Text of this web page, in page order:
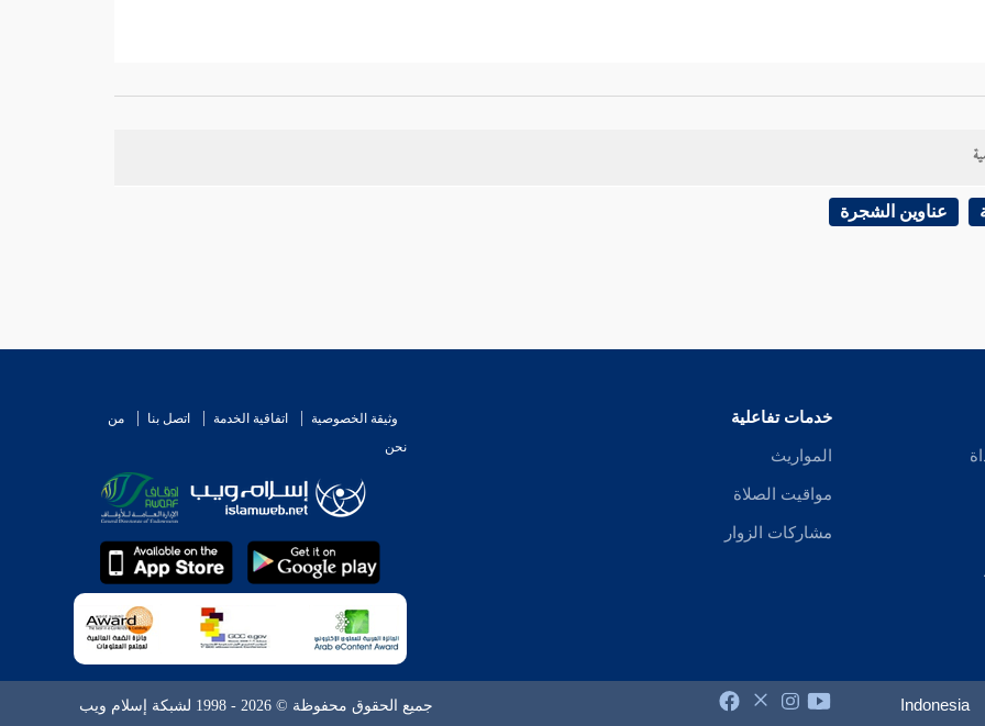
عناوين الشجرة
خدمات تفاعلية
المواريث
مواقيت الصلاة
مشاركات الزوار
وثيقة الخصوصية اتفاقية الخدمة اتصل بنا
من
نحن
Indonesia جميع الحقوق محفوظة © 2026 - 1998 لشبكة إسلام ويب